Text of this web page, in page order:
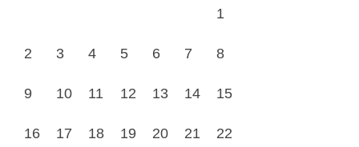
1
2 3 4 5 6 7 8
9 10 11 12 13 14 15
16 17 18 19 20 21 22